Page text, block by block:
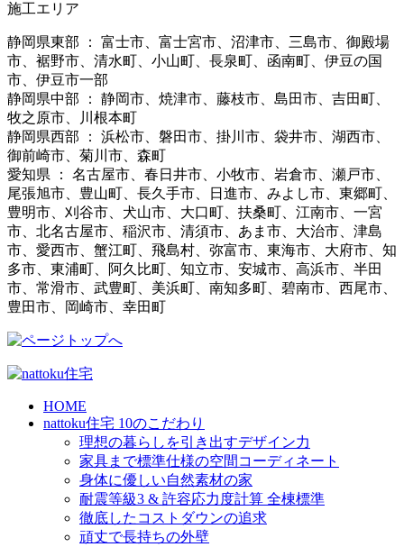
施工エリア
静岡県東部 ： 富士市、富士宮市、沼津市、三島市、御殿場
市、裾野市、清水町、小山町、長泉町、函南町、伊豆の国
市、伊豆市一部
静岡県中部 ： 静岡市、焼津市、藤枝市、島田市、吉田町、
牧之原市、川根本町
静岡県西部 ： 浜松市、磐田市、掛川市、袋井市、湖西市、
御前崎市、菊川市、森町
愛知県 ： 名古屋市、春日井市、小牧市、岩倉市、瀬戸市、
尾張旭市、豊山町、長久手市、日進市、みよし市、東郷町、
豊明市、刈谷市、犬山市、大口町、扶桑町、江南市、一宮
市、北名古屋市、稲沢市、清須市、あま市、大治市、津島
市、愛西市、蟹江町、飛島村、弥富市、東海市、大府市、知
多市、東浦町、阿久比町、知立市、安城市、高浜市、半田
市、常滑市、武豊町、美浜町、南知多町、碧南市、西尾市、
豊田市、岡崎市、幸田町
HOME
nattoku住宅 10のこだわり
理想の暮らしを引き出すデザイン力
家具まで標準仕様の空間コーディネート
身体に優しい自然素材の家
耐震等級3 & 許容応力度計算 全棟標準
徹底したコストダウンの追求
頑丈で長持ちの外壁